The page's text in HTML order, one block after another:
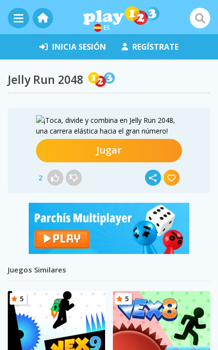
ES
INICIA SESIÓN REGÍSTRATE
Jelly Run 2048
Jugar
2
Juegos Similares
5 5